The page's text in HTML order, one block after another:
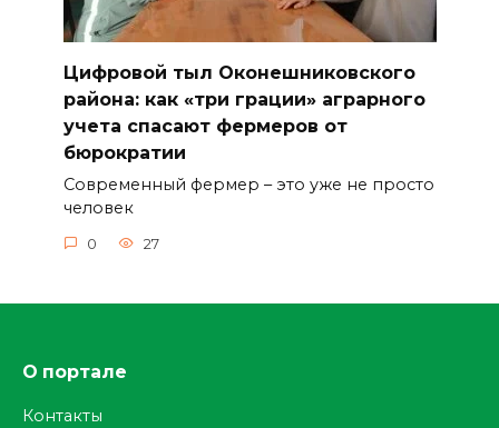
Цифровой тыл Оконешниковского
района: как «три грации» аграрного
учета спасают фермеров от
бюрократии
Современный фермер – это уже не просто
человек
0 27
О портале
Контакты